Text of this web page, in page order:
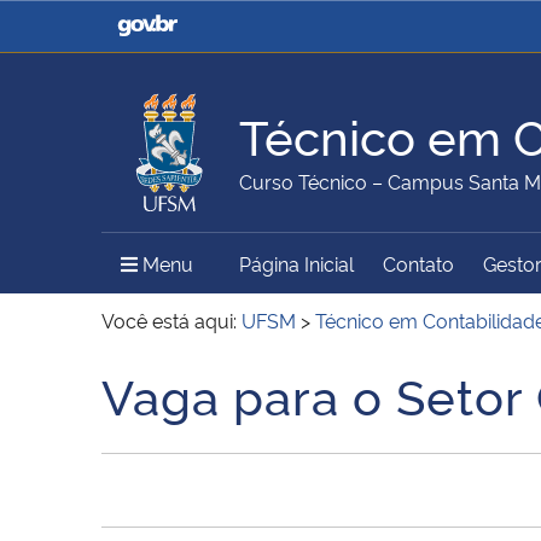
Casa Civil
Ministério da Justiça e
Ministério da Agricultura,
Pecuária e Abastecimento
Ministério da Educação
Ministério do Meio Ambiente Ministério do Turismo
Secretaria de Governo
Gabinete de Segurança
Técnico em
Curso Técnico – Campus Santa
Menu Menu Principal do Sítio
Página Inicial Contato
Você está aqui: UFSM >Técnico em
Início do conteúdo
Vaga para o